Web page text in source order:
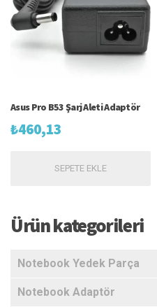
Asus Pro B53 Şarj Aleti Adaptör
₺460,13
SEPETE EKLE
Ürün kategorileri
Notebook Yedek Parça
Notebook Adaptör